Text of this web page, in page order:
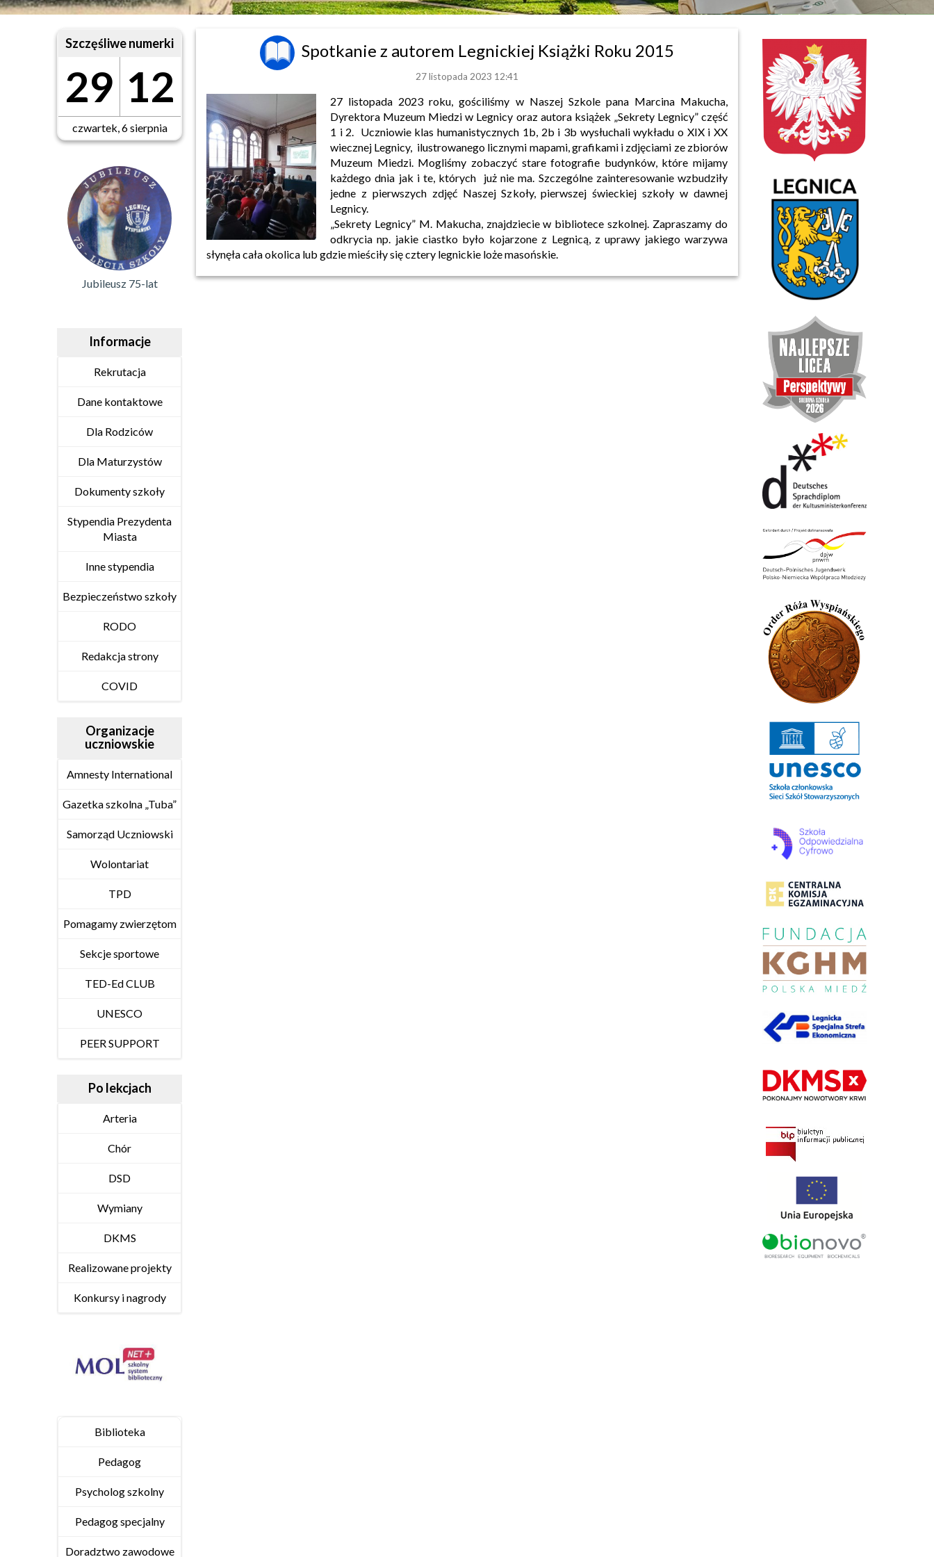
Szczęśliwe numerki
29 12
czwartek, 6 sierpnia
Jubileusz 75-lat
Informacje
Rekrutacja
Dane kontaktowe
Dla Rodziców
Dla Maturzystów
Dokumenty szkoły
Stypendia Prezydenta
Miasta
Inne stypendia
Bezpieczeństwo szkoły
RODO
Redakcja strony
COVID
Organizacje
uczniowskie
Amnesty International
Gazetka szkolna „Tuba”
Samorząd Uczniowski
Wolontariat
TPD
Pomagamy zwierzętom
Sekcje sportowe
TED-Ed CLUB
UNESCO
PEER SUPPORT
Po lekcjach
Arteria
Chór
DSD
Wymiany
DKMS
Realizowane projekty
Konkursy i nagrody
Biblioteka
Pedagog
Psycholog szkolny
Pedagog specjalny
Doradztwo zawodowe
Spotkanie z autorem Legnickiej Książki Roku 2015
27 listopada 2023 12:41
27 listopada 2023 roku, gościliśmy w Naszej Szkole pana Marcina Makucha,
Dyrektora Muzeum Miedzi w Legnicy oraz autora książek „Sekrety Legnicy” część
1 i 2. Uczniowie klas humanistycznych 1b, 2b i 3b wysłuchali wykładu o XIX i XX
wiecznej Legnicy, ilustrowanego licznymi mapami, grafikami i zdjęciami ze zbiorów
Muzeum Miedzi. Mogliśmy zobaczyć stare fotografie budynków, które mijamy
każdego dnia jak i te, których już nie ma. Szczególne zainteresowanie wzbudziły
jedne z pierwszych zdjęć Naszej Szkoły, pierwszej świeckiej szkoły w dawnej
Legnicy.
„Sekrety Legnicy” M. Makucha, znajdziecie w bibliotece szkolnej. Zapraszamy do
odkrycia np. jakie ciastko było kojarzone z Legnicą, z uprawy jakiego warzywa
słynęła cała okolica lub gdzie mieściły się cztery legnickie loże masońskie.